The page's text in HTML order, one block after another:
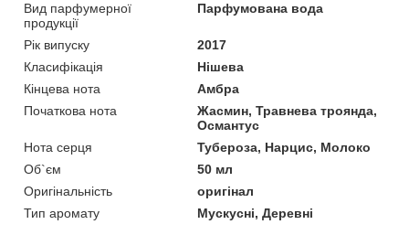
Вид парфумерної
продукції
Парфумована вода
Рік випуску
2017
Класифікація
Нішева
Кінцева нота
Амбра
Початкова нота
Жасмин, Травнева троянда,
Османтус
Нота серця
Тубероза, Нарцис, Молоко
Об`єм
50 мл
Оригінальність
оригінал
Тип аромату
Мускусні, Деревні